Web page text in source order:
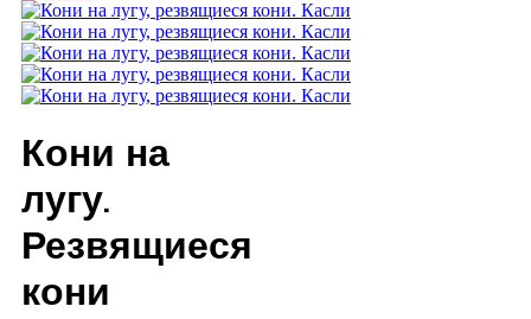
Кони на
лугу.
Резвящиеся
кони